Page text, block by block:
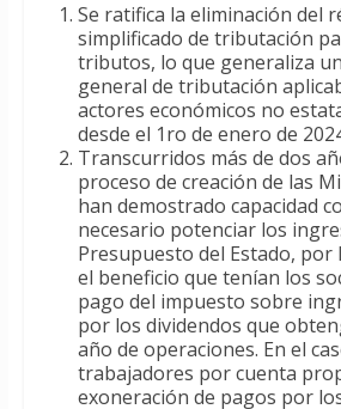
Se ratifica la eliminación del
simplificado de tributación
tributos, lo que generaliza
general de tributación
actores económicos no
desde el 1ro de enero de
Transcurridos más de dos
proceso de creación de las
han demostrado capacidad
necesario potenciar los
Presupuesto del Estado, por
el beneficio que tenían los
pago del impuesto sobre
por los dividendos que
año de operaciones. En el
trabajadores por cuenta
exoneración de pagos por